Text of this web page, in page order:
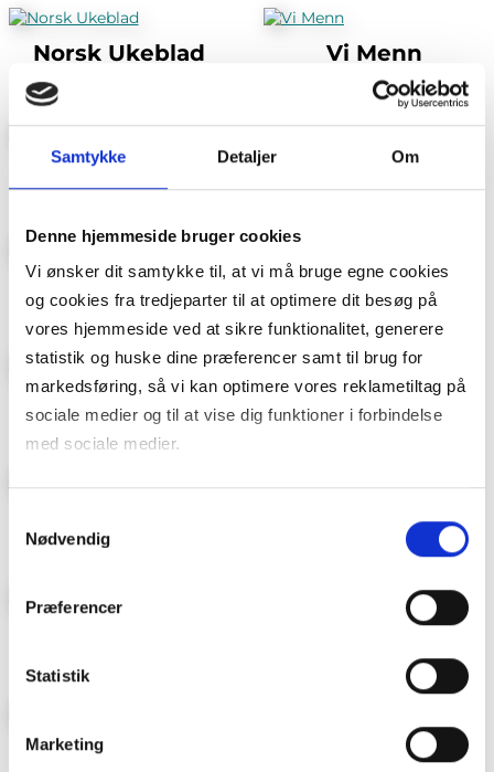
Samtykke Detaljer Om
Denne hjemmeside bruger cookies
Vi ønsker dit samtykke til, at vi må bruge egne cookies
og cookies fra tredjeparter til at optimere dit besøg på
vores hjemmeside ved at sikre funktionalitet, generere
statistik og huske dine præferencer samt til brug for
markedsføring, så vi kan optimere vores reklametiltag på
sociale medier og til at vise dig funktioner i forbindelse
med sociale medier.
være opmærksom på, at vores hjemmeside muligvis ikke
fungerer optimalt, hvis du ikke accepterer cookies eller
tilbagetrækker et samtykke. Du kan læse mere om vores
brug af cookies og behandling af dine personoplysninger i
voresprivatlivspolitik
Nødvendig
Præferencer
Statistik
Marketing
Norsk Ukeblad Vi Menn
Kamille Bonytt
ROM123 Donald Duck & Co
Hytteliv Familien
Maison Interiør
Lev Landlig
Maison Mat og Vin Foreldre & Barn